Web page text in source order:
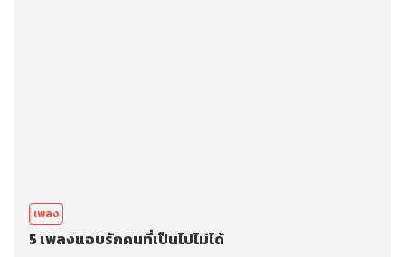
เพลง
5 เพลงแอบรักคนที่เป็นไปไม่ได้